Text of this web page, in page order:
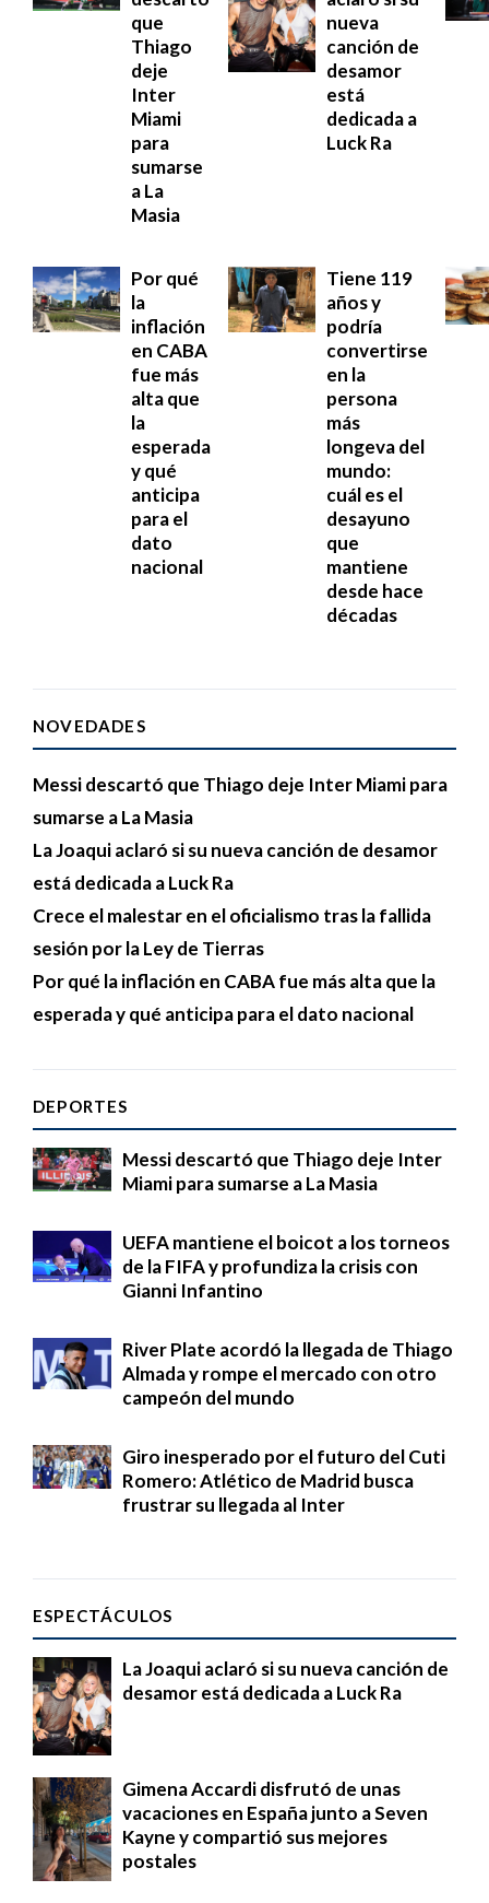
que
Thiago
deje
Inter
Miami
para
sumarse
a La
Masia
nueva
canción de
desamor
está
dedicada a
Luck Ra
Por qué
la
inflación
en CABA
fue más
alta que
la
esperada
y qué
anticipa
para el
dato
nacional
Tiene 119
años y
podría
convertirse
en la
persona
más
longeva del
mundo:
cuál es el
desayuno
que
mantiene
desde hace
décadas
NOVEDADES
Messi descartó que Thiago deje Inter Miami para
sumarse a La Masia
La Joaqui aclaró si su nueva canción de desamor
está dedicada a Luck Ra
Crece el malestar en el oficialismo tras la fallida
sesión por la Ley de Tierras
Por qué la inflación en CABA fue más alta que la
esperada y qué anticipa para el dato nacional
DEPORTES
Messi descartó que Thiago deje Inter
Miami para sumarse a La Masia
UEFA mantiene el boicot a los torneos
de la FIFA y profundiza la crisis con
Gianni Infantino
River Plate acordó la llegada de Thiago
Almada y rompe el mercado con otro
campeón del mundo
Giro inesperado por el futuro del Cuti
Romero: Atlético de Madrid busca
frustrar su llegada al Inter
ESPECTÁCULOS
La Joaqui aclaró si su nueva canción de
desamor está dedicada a Luck Ra
Gimena Accardi disfrutó de unas
vacaciones en España junto a Seven
Kayne y compartió sus mejores
postales